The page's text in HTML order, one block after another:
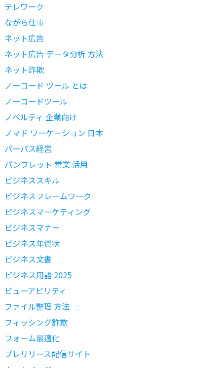
テレワーク
ながら仕事
ネット広告
ネット広告 データ分析 方法
ネット詐欺
ノーコード ツール とは
ノーコードツール
ノベルティ 企業向け
ノマド ワーケーション 日本
パーパス経営
パンフレット 営業 活用
ビジネススキル
ビジネスフレームワーク
ビジネスマーケティング
ビジネスマナー
ビジネス年賀状
ビジネス文書
ビジネス用語 2025
ビューアビリティ
ファイル整理 方法
フィッシング詐欺
フォーム最適化
プレリリース配信サイト